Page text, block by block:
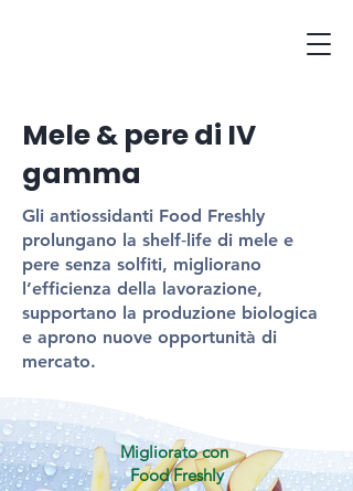
Mele & pere di IV
gamma
Gli antiossidanti Food Freshly
prolungano la shelf‑life di mele e
pere senza solfiti, migliorano
l’efficienza della lavorazione,
supportano la produzione biologica
e aprono nuove opportunità di
mercato.
Migliorato con
Food Freshly